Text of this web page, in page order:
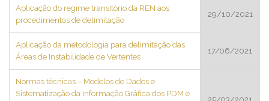
Aplicação do regime transitório da REN aos
procedimentos de delimitação
29/10/2021
Aplicação da metodologia para delimitação das
Áreas de Instabilidade de Vertentes
17/06/2021
Normas técnicas – Modelos de Dados e
Sistematização da Informação Gráfica dos PDM e